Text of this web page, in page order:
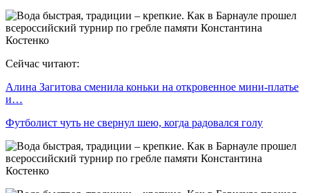
Сейчас читают:
Алина Загитова сменила коньки на откровенное мини-платье
и…
Футболист чуть не свернул шею, когда радовался голу